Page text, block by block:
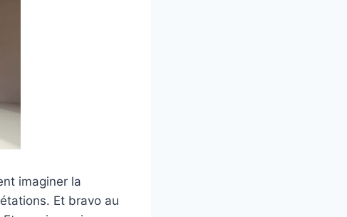
imaginer la
Et bravo au